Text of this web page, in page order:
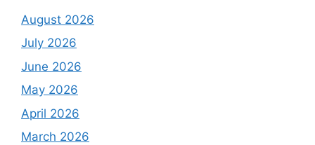
August 2026
July 2026
June 2026
May 2026
April 2026
March 2026